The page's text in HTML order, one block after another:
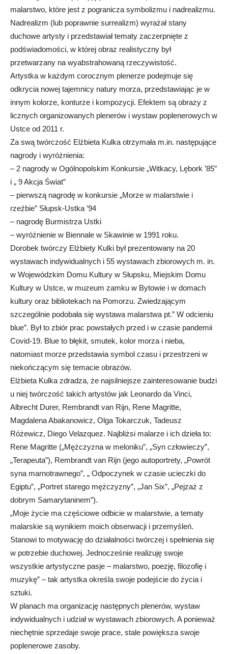
malarstwo, które jest z pogranicza symbolizmu i nadrealizmu.
Nadrealizm (lub poprawnie surrealizm) wyrażał stany
duchowe artysty i przedstawiał tematy zaczerpnięte z
podświadomości, w której obraz realistyczny był
przetwarzany na wyabstrahowaną rzeczywistość.
Artystka w każdym corocznym plenerze podejmuje się
odkrycia nowej tajemnicy natury morza, przedstawiając je w
innym kolorze, konturze i kompozycji. Efektem są obrazy z
licznych organizowanych plenerów i wystaw poplenerowych w
Ustce od 2011 r.
Za swą twórczość Elżbieta Kulka otrzymała m.in. następujące
nagrody i wyróżnienia:
– 2 nagrody w Ogólnopolskim Konkursie „Witkacy, Lębork ’85”
i „ 9 Akcja Świat”
– pierwszą nagrodę w konkursie „Morze w malarstwie i
rzeźbie” Słupsk-Ustka ’94
– nagrodę Burmistrza Ustki
– wyróżnienie w Biennale w Skawinie w 1991 roku.
Dorobek twórczy Elżbiety Kulki był prezentowany na 20
wystawach indywidualnych i 55 wystawach zbiorowych m. in.
w Wojewódzkim Domu Kultury w Słupsku, Miejskim Domu
Kultury w Ustce, w muzeum zamku w Bytowie i w domach
kultury oraz bibliotekach na Pomorzu. Zwiedzającym
szczególnie podobała się wystawa malarstwa pt.” W odcieniu
blue”. Był to zbiór prac powstałych przed i w czasie pandemii
Covid-19. Blue to błękit, smutek, kolor morza i nieba,
natomiast morze przedstawia symbol czasu i przestrzeni w
niekończącym się temacie obrazów.
Elżbieta Kulka zdradza, że najsilniejsze zainteresowanie budzi
u niej twórczość takich artystów jak Leonardo da Vinci,
Albrecht Durer, Rembrandt van Rijn, Rene Magritte,
Magdalena Abakanowicz, Olga Tokarczuk, Tadeusz
Różewicz, Diego Velazquez. Najbliżsi malarze i ich dzieła to:
Rene Magritte („Mężczyzna w meloniku”, „Syn człowieczy”,
„Terapeuta”), Rembrandt van Rijn (jego autoportrety, „Powrót
syna marnotrawnego”, „ Odpoczynek w czasie ucieczki do
Egiptu”, „Portret starego mężczyzny”, „Jan Six”, „Pejzaż z
dobrym Samarytaninem”).
„Moje życie ma częściowe odbicie w malarstwie, a tematy
malarskie są wynikiem moich obserwacji i przemyśleń.
Stanowi to motywację do działalności twórczej i spełnienia się
w potrzebie duchowej. Jednocześnie realizuję swoje
wszystkie artystyczne pasje – malarstwo, poezję, filozofię i
muzykę” – tak artystka określa swoje podejście do życia i
sztuki.
W planach ma organizację następnych plenerów, wystaw
indywidualnych i udział w wystawach zbiorowych. A ponieważ
niechętnie sprzedaje swoje prace, stale powiększa swoje
poplenerowe zasoby.